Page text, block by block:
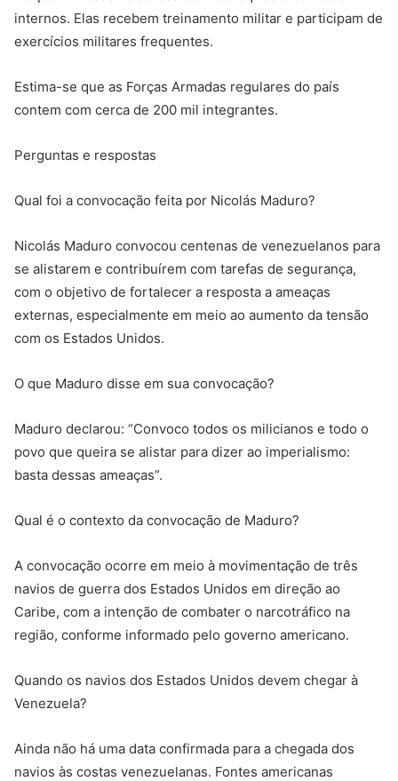
internos. Elas recebem treinamento militar e participam de
exercícios militares frequentes.
Estima-se que as Forças Armadas regulares do país
contem com cerca de 200 mil integrantes.
Perguntas e respostas
Qual foi a convocação feita por Nicolás Maduro?
Nicolás Maduro convocou centenas de venezuelanos para
se alistarem e contribuírem com tarefas de segurança,
com o objetivo de fortalecer a resposta a ameaças
externas, especialmente em meio ao aumento da tensão
com os Estados Unidos.
O que Maduro disse em sua convocação?
Maduro declarou: “Convoco todos os milicianos e todo o
povo que queira se alistar para dizer ao imperialismo:
basta dessas ameaças”.
Qual é o contexto da convocação de Maduro?
A convocação ocorre em meio à movimentação de três
navios de guerra dos Estados Unidos em direção ao
Caribe, com a intenção de combater o narcotráfico na
região, conforme informado pelo governo americano.
Quando os navios dos Estados Unidos devem chegar à
Venezuela?
Ainda não há uma data confirmada para a chegada dos
navios às costas venezuelanas. Fontes americanas